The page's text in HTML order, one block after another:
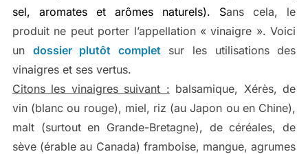
sel, aromates et arômes naturels). Sans cela, le
produit ne peut porter l’appellation « vinaigre ». Voici
un dossier plutôt complet sur les utilisations des
vinaigres et ses vertus.
Citons les vinaigres suivant : balsamique, Xérès, de
vin (blanc ou rouge), miel, riz (au Japon ou en Chine),
malt (surtout en Grande-Bretagne), de céréales, de
sève (érable au Canada) framboise, mangue, agrumes